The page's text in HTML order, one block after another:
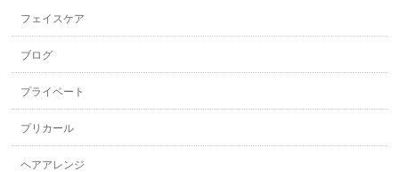
フェイスケア
ブログ
プライベート
プリカール
ヘアアレンジ